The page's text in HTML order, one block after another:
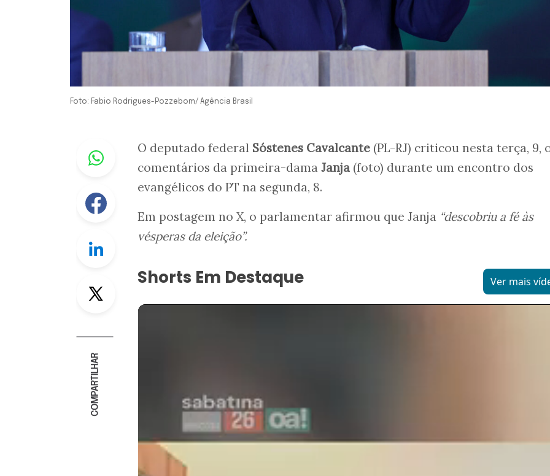
Foto: Fabio Rodrigues-Pozzebom/ Agência Brasil
Whastapp
Facebook
Linkedin
Twitter
COMPARTILHAR
O deputado federal Sóstenes Cavalcante (PL-RJ) criticou nesta terça, 9,
comentários da primeira-dama Janja (foto) durante um encontro dos
evangélicos do PT na segunda, 8.
Em postagem no X, o parlamentar afirmou que Janja “descobriu a fé às
vésperas da eleição”.
Shorts Em Destaque Ver mais